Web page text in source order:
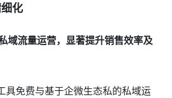
化
域流量运营，显著提升销售效率及
具免费与基于企微生态私的私域运